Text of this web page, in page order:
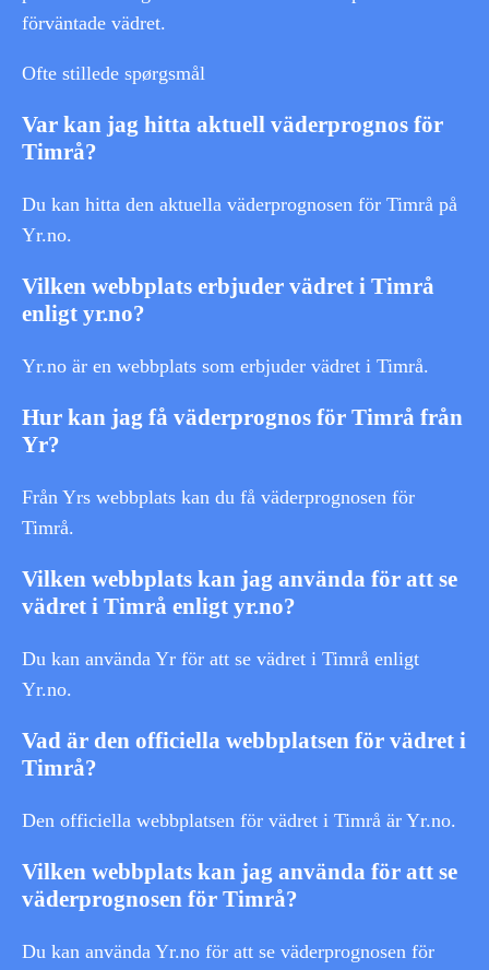
förväntade vädret.
Ofte stillede spørgsmål
Var kan jag hitta aktuell väderprognos för
Timrå?
Du kan hitta den aktuella väderprognosen för Timrå på
Yr.no.
Vilken webbplats erbjuder vädret i Timrå
enligt yr.no?
Yr.no är en webbplats som erbjuder vädret i Timrå.
Hur kan jag få väderprognos för Timrå från
Yr?
Från Yrs webbplats kan du få väderprognosen för
Timrå.
Vilken webbplats kan jag använda för att se
vädret i Timrå enligt yr.no?
Du kan använda Yr för att se vädret i Timrå enligt
Yr.no.
Vad är den officiella webbplatsen för vädret i
Timrå?
Den officiella webbplatsen för vädret i Timrå är Yr.no.
Vilken webbplats kan jag använda för att se
väderprognosen för Timrå?
Du kan använda Yr.no för att se väderprognosen för